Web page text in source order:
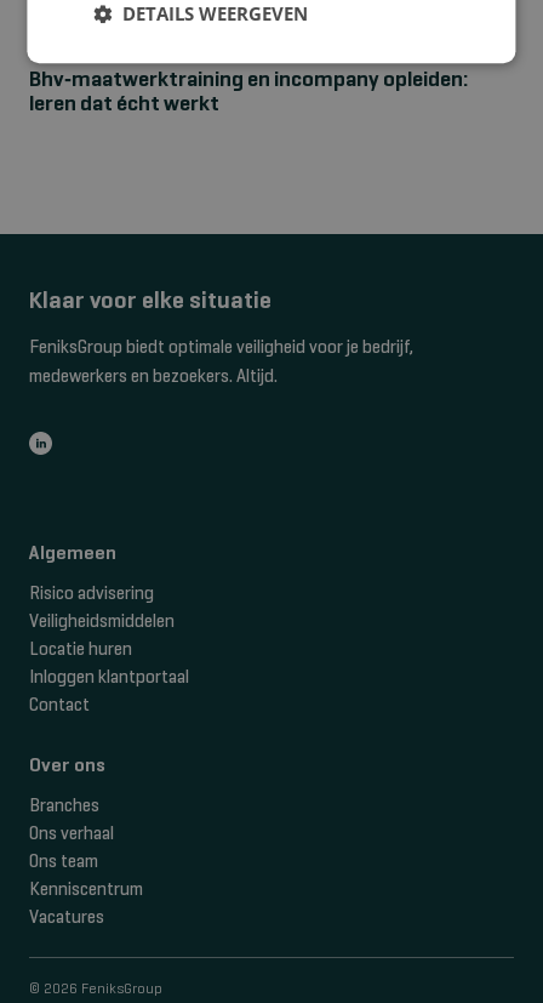
Bhv‑maatwerktraining en incompany opleiden:
leren dat écht werkt
Klaar voor elke situatie
FeniksGroup biedt optimale veiligheid voor je bedrijf,
medewerkers en bezoekers. Altijd.
Algemeen
Risico advisering
Veiligheidsmiddelen
Locatie huren
Inloggen klantportaal
Contact
Over ons
Branches
Ons verhaal
Ons team
Kenniscentrum
Vacatures
© 2026 FeniksGroup
DETAILS WEERGEVEN